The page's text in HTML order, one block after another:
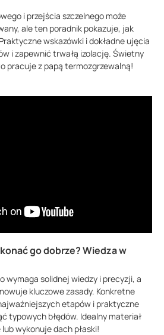
i przejścia szczelnego może
ale ten poradnik pokazuje, jak
wskazówki i dokładne ujęcia
i zapewnić trwałą izolację. Świetny
pracuje z papą termozgrzewalną!
go dobrze? Wiedza w
wymaga solidnej wiedzy i precyzji, a
kluczowe zasady. Konkretne
etapów i praktyczne
typowych błędów. Idealny materiał
wykonuje dach płaski!